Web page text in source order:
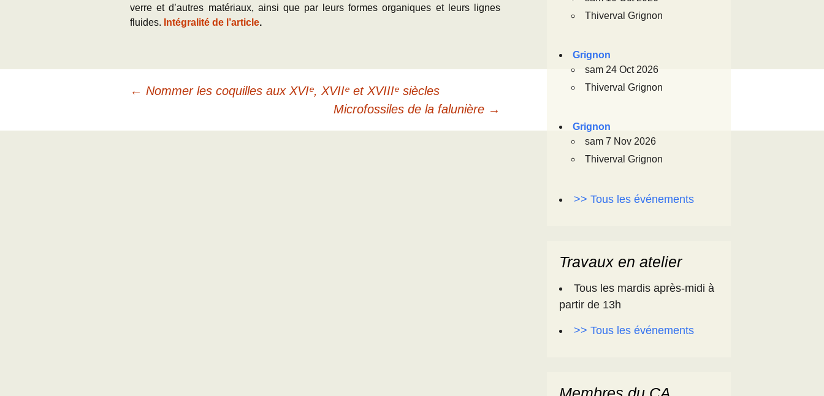
verre et d’autres matériaux, ainsi que par leurs formes organiques et leurs lignes
fluides. Intégralité de l’article.
Navigation
des
← Nommer les coquilles aux XVIᵉ, XVIIᵉ et XVIIIᵉ siècles
Microfossiles de la falunière →
Thiverval Grignon
Grignon
sam 24 Oct 2026
Thiverval Grignon
Grignon
sam 7 Nov 2026
Thiverval Grignon
>> Tous les événements
Travaux en atelier
Tous les mardis après-midi à
partir de 13h
>> Tous les événements